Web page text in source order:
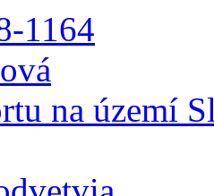
1164
na území